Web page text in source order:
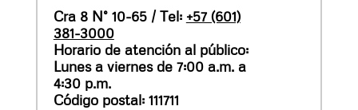
Cra 8 N° 10-65 / Tel: +57 (601)
381-3000
Horario de atención al público:
Lunes a viernes de 7:00 a.m. a
4:30 p.m.
Código postal: 111711